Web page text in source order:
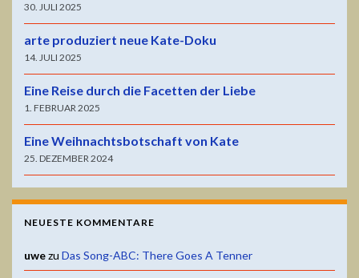
30. JULI 2025
arte produziert neue Kate-Doku
14. JULI 2025
Eine Reise durch die Facetten der Liebe
1. FEBRUAR 2025
Eine Weihnachtsbotschaft von Kate
25. DEZEMBER 2024
NEUESTE KOMMENTARE
uwezu Das Song-ABC: There Goes A Tenner